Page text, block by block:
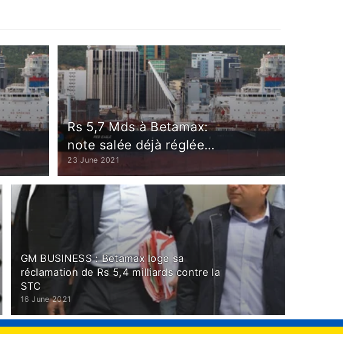
Rs 5,7 Mds à Betamax:
note salée déjà réglée…
23 June 2021
GM BUSINESS : Betamax loge sa
réclamation de Rs 5,4 milliards contre la
STC
16 June 2021